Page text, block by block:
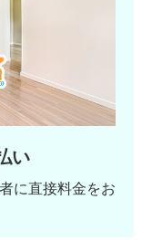
い
に直接料金をお